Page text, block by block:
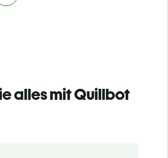
alles mit Quillbot